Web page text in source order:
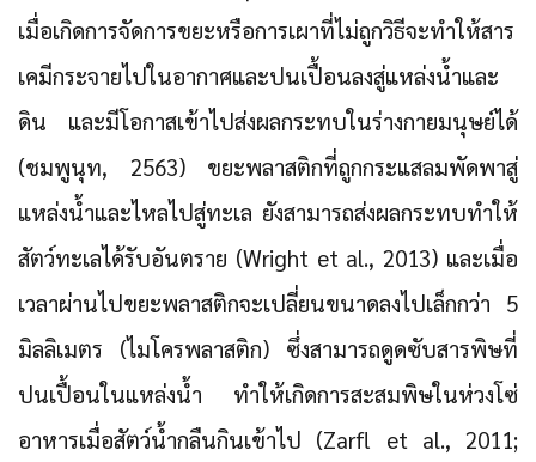
เมื่อเกิดการจัดการขยะหรือการเผาที่ไม่ถูกวิธีจะทำให้สาร
เคมีกระจายไปในอากาศและปนเปื้อนลงสู่แหล่งน้ำและ
ดิน และมีโอกาสเข้าไปส่งผลกระทบในร่างกายมนุษย์ได้
(ชมพูนุท, 2563) ขยะพลาสติกที่ถูกกระแสลมพัดพาสู่
แหล่งน้ำและไหลไปสู่ทะเล ยังสามารถส่งผลกระทบทำให้
สัตว์ทะเลได้รับอันตราย (Wright et al., 2013) และเมื่อ
เวลาผ่านไปขยะพลาสติกจะเปลี่ยนขนาดลงไปเล็กกว่า 5
มิลลิเมตร (ไมโครพลาสติก) ซึ่งสามารถดูดซับสารพิษที่
ปนเปื้อนในแหล่งน้ำ ทำให้เกิดการสะสมพิษในห่วงโซ่
อาหารเมื่อสัตว์น้ำกลืนกินเข้าไป (Zarfl et al., 2011;